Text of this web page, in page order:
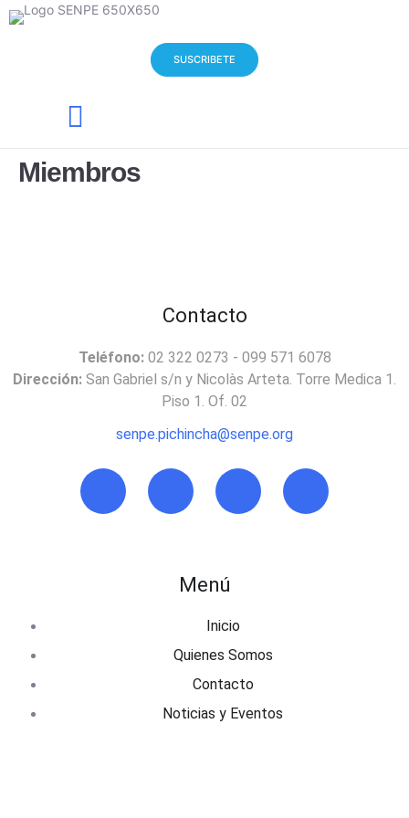
SUSCRIBETE
Miembros
Menú
Inicio
Quienes Somos
Contacto
Noticias y Eventos
Contacto
Teléfono: 02 322 0273 - 099 571 6078
Dirección: San Gabriel s/n y Nicolàs Arteta. Torre Medica 1.
Piso 1. Of. 02
senpe.pichincha@senpe.org